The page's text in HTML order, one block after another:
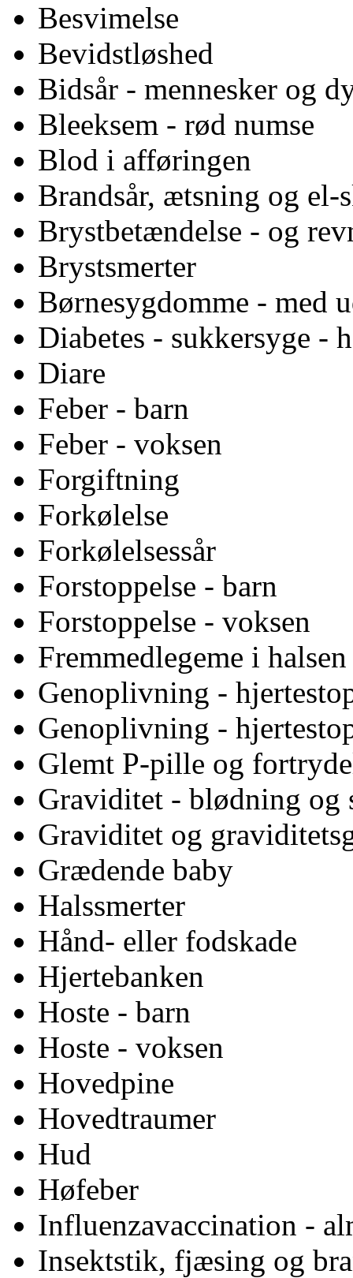
Besvimelse
Bevidstløshed
Bidsår - mennesker og
Bleeksem - rød numse
Blod i afføringen
Brandsår, ætsning og el-
Brystbetændelse - og
Brystsmerter
Børnesygdomme - med
Diabetes - sukkersyge -
Diare
Feber - barn
Feber - voksen
Forgiftning
Forkølelse
Forkølelsessår
Forstoppelse - barn
Forstoppelse - voksen
Fremmedlegeme i halsen
Genoplivning -
Genoplivning -
Glemt P-pille og
Graviditet - blødning og
Graviditet og
Grædende baby
Halssmerter
Hånd- eller fodskade
Hjertebanken
Hoste - barn
Hoste - voksen
Hovedpine
Hovedtraumer
Hud
Høfeber
Influenzavaccination -
Insektstik, fjæsing og